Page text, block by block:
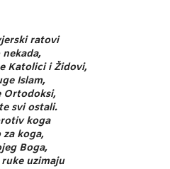
ratovi
nekada,
Katolici i Židovi,
Islam,
Ortodoksi,
svi ostali.
koga
za koga,
Boga,
uzimaju